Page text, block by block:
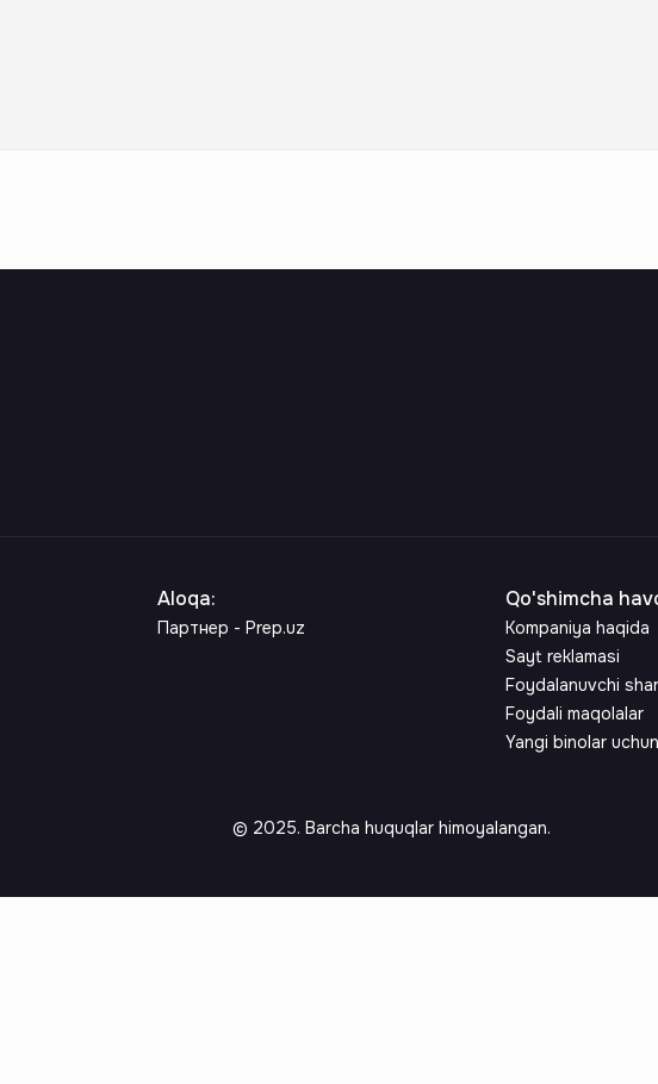
Aloqa:
Партнер - Prep.uz
Qo'shimcha
Kompaniya haqida
Sayt reklamasi
Foydalanuvchi
Foydali maqolalar
Yangi binolar
© 2025. Barcha huquqlar himoyalangan.